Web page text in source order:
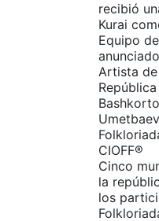
recibió
Kurai
Equipo
anunciado
Artista
CIOFF®️
Cinco
la
los